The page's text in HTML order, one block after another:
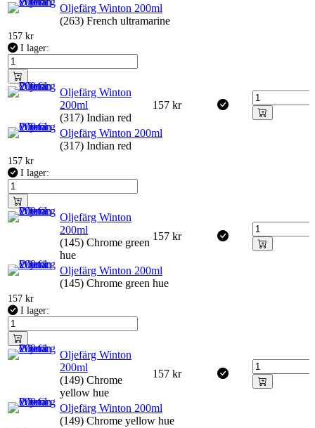
Oljefärg Winton 200ml
(263) French ultramarine
157 kr
I lager:
Oljefärg Winton
200ml
(317) Indian red
157 kr
Oljefärg Winton 200ml
(317) Indian red
157 kr
I lager:
Oljefärg Winton
200ml
(145) Chrome green
hue
157 kr
Oljefärg Winton 200ml
(145) Chrome green hue
157 kr
I lager:
Oljefärg Winton
200ml
(149) Chrome
yellow hue
157 kr
Oljefärg Winton 200ml
(149) Chrome yellow hue